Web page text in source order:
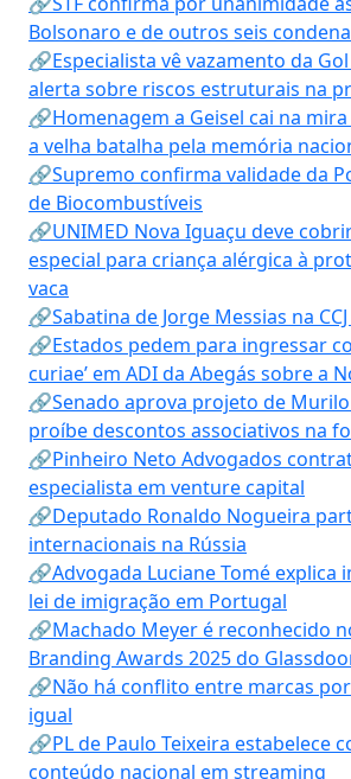
Bolsonaro e de outros seis
🔗Especialista vê vazamento da
alerta sobre riscos estruturais na
🔗Homenagem a Geisel cai na
a velha batalha pela memória
🔗Supremo confirma validade da
de Biocombustíveis
🔗UNIMED Nova Iguaçu deve
especial para criança alérgica à
vaca
🔗Sabatina de Jorge Messias na
🔗Estados pedem para ingressar
curiae’ em ADI da Abegás sobre a
🔗Senado aprova projeto de
proíbe descontos associativos na
🔗Pinheiro Neto Advogados
especialista em venture capital
🔗Deputado Ronaldo Nogueira
internacionais na Rússia
🔗Advogada Luciane Tomé explica
lei de imigração em Portugal
🔗Machado Meyer é reconhecido
Branding Awards 2025 do
🔗Não há conflito entre marcas
igual
🔗PL de Paulo Teixeira estabelece
conteúdo nacional em streaming